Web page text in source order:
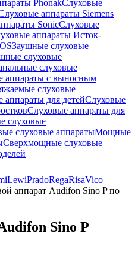
PhonakСлуховые
аппараты Siemens
SonicСлуховые
аппараты Исток-
Заушные слуховые
слуховые
слуховые
аппараты с выносным
слуховые
аппараты для детейСлуховые
Слуховые аппараты для
слуховые
слуховые аппаратыМощные
Сверхмощные слуховые
LewiPradoRegaRisaVico
аппарат Audifon Sino P по
Sino P